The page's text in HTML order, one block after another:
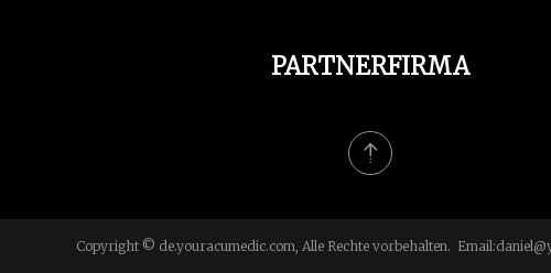
PARTNERFIRMA
Copyright © de.youracumedic.com, Alle Rechte vorbehalten. Email: